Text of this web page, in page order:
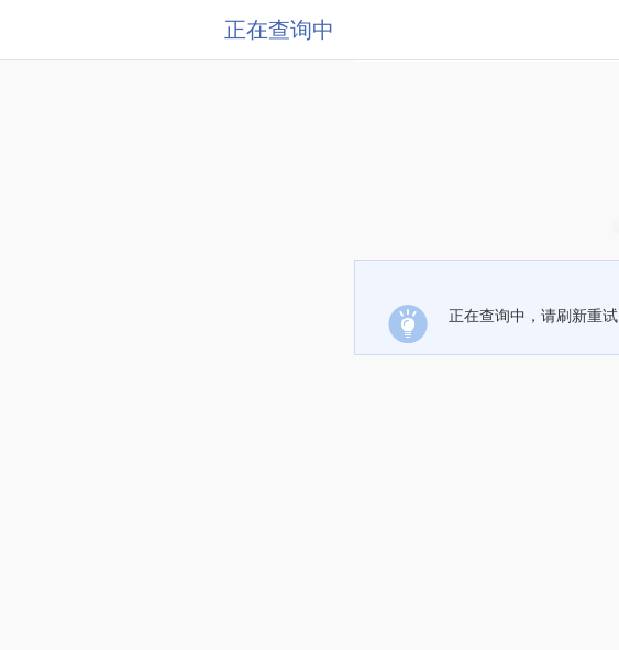
正在查询中
正在查询中，请刷新重试